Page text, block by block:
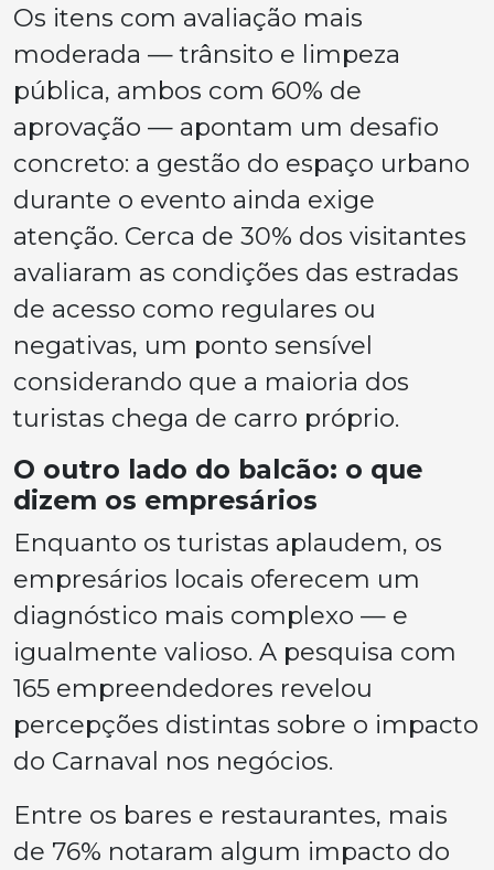
Os itens com avaliação mais
moderada — trânsito e limpeza
pública, ambos com 60% de
aprovação — apontam um desafio
concreto: a gestão do espaço urbano
durante o evento ainda exige
atenção. Cerca de 30% dos visitantes
avaliaram as condições das estradas
de acesso como regulares ou
negativas, um ponto sensível
considerando que a maioria dos
turistas chega de carro próprio.
O outro lado do balcão: o que
dizem os empresários
Enquanto os turistas aplaudem, os
empresários locais oferecem um
diagnóstico mais complexo — e
igualmente valioso. A pesquisa com
165 empreendedores revelou
percepções distintas sobre o impacto
do Carnaval nos negócios.
Entre os bares e restaurantes, mais
de 76% notaram algum impacto do